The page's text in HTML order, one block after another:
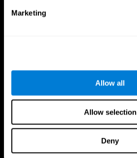
Marketing
Allow all
Allow selection
Deny
Plasticidade Neuronal
Percepção
Jogos
Minipalavras cruzadas
Crystal Miner